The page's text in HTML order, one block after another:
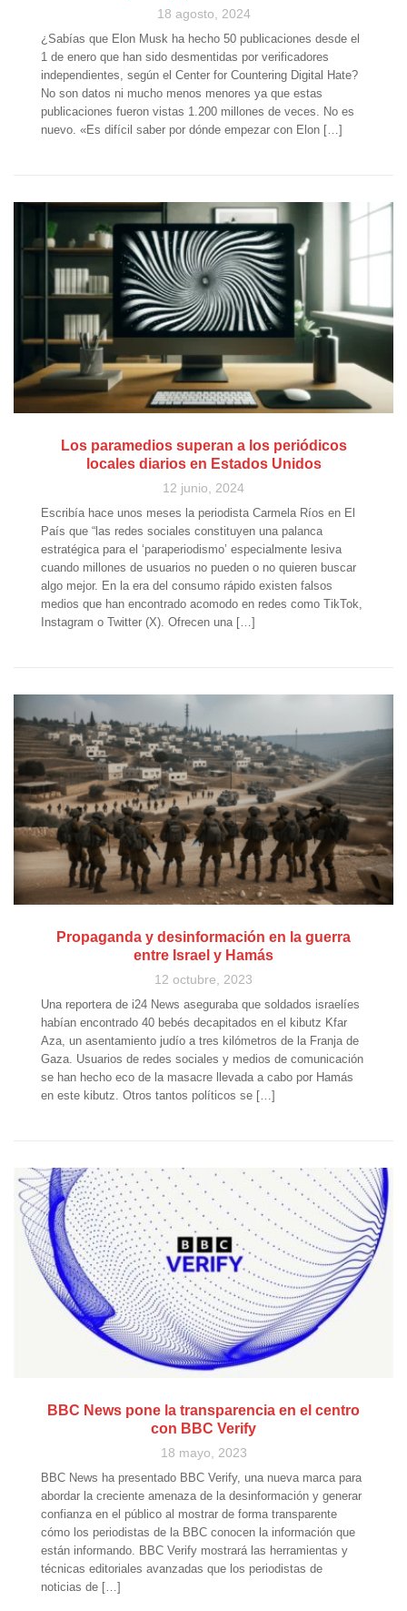
18 agosto, 2024
¿Sabías que Elon Musk ha hecho 50 publicaciones desde el
1 de enero que han sido desmentidas por verificadores
independientes, según el Center for Countering Digital Hate?
No son datos ni mucho menos menores ya que estas
publicaciones fueron vistas 1.200 millones de veces. No es
nuevo. «Es difícil saber por dónde empezar con Elon […]
Los paramedios superan a los periódicos
locales diarios en Estados Unidos
12 junio, 2024
Escribía hace unos meses la periodista Carmela Ríos en El
País que “las redes sociales constituyen una palanca
estratégica para el ‘paraperiodismo’ especialmente lesiva
cuando millones de usuarios no pueden o no quieren buscar
algo mejor. En la era del consumo rápido existen falsos
medios que han encontrado acomodo en redes como TikTok,
Instagram o Twitter (X). Ofrecen una […]
Propaganda y desinformación en la guerra
entre Israel y Hamás
12 octubre, 2023
Una reportera de i24 News aseguraba que soldados israelíes
habían encontrado 40 bebés decapitados en el kibutz Kfar
Aza, un asentamiento judío a tres kilómetros de la Franja de
Gaza. Usuarios de redes sociales y medios de comunicación
se han hecho eco de la masacre llevada a cabo por Hamás
en este kibutz. Otros tantos políticos se […]
BBC News pone la transparencia en el centro
con BBC Verify
18 mayo, 2023
BBC News ha presentado BBC Verify, una nueva marca para
abordar la creciente amenaza de la desinformación y generar
confianza en el público al mostrar de forma transparente
cómo los periodistas de la BBC conocen la información que
están informando. BBC Verify mostrará las herramientas y
técnicas editoriales avanzadas que los periodistas de
noticias de […]